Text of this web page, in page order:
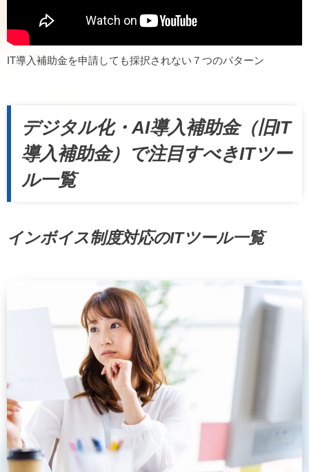
IT導入補助金を申請しても採択されない７つのパターン
デジタル化・AI導入補助金（旧IT
導入補助金）で注目すべきITツー
ル一覧
インボイス制度対応のITツール一覧